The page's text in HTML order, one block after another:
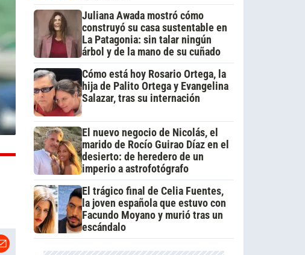
Juliana Awada mostró cómo
construyó su casa sustentable en
La Patagonia: sin talar ningún
árbol y de la mano de su cuñado
Cómo está hoy Rosario Ortega, la
hija de Palito Ortega y Evangelina
Salazar, tras su internación
El nuevo negocio de Nicolás, el
marido de Rocío Guirao Díaz en el
desierto: de heredero de un
imperio a astrofotógrafo
El trágico final de Celia Fuentes,
la joven española que estuvo con
Facundo Moyano y murió tras un
escándalo